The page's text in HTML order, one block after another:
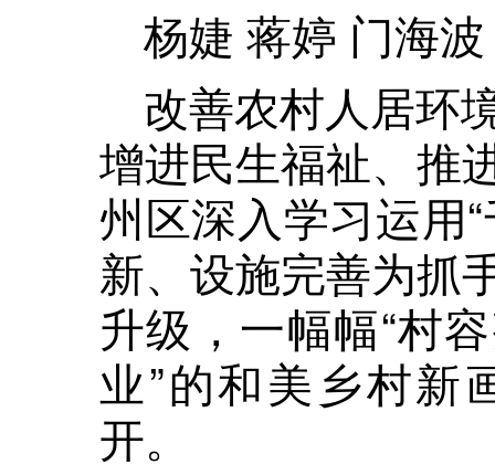
杨婕 蒋婷 门海波
改善农村人居环
增进民生福祉、推
州区深入学习运用
新、设施完善为抓
升级，一幅幅“村
业”的和美乡村新
开。